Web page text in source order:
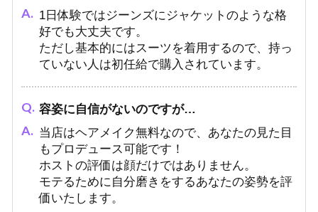
1日体験ではジーンズにジャケットのような格
好でも大丈夫です。
ただし基本的にはスーツを着用するので、持っ
ていない人は初任給で購入されています。
容姿に自信がないのですが…
当店はヘアメイク無料なので、あなたの見た目
もプロデュース可能です！
ホストの評価は顔だけではありません。
モテるために自分磨きをするあなたの姿勢を評
価いたします。